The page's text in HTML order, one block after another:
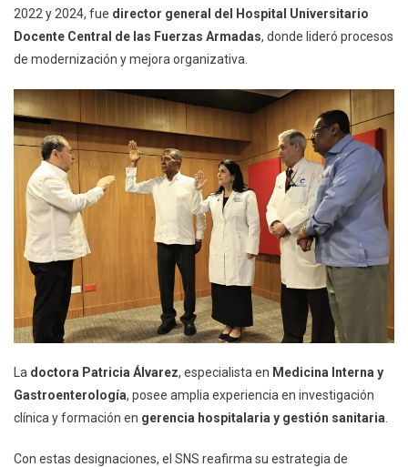
2022 y 2024, fue director general del Hospital Universitario
Docente Central de las Fuerzas Armadas, donde lideró procesos
de modernización y mejora organizativa.
La doctora Patricia Álvarez, especialista en Medicina Interna y
Gastroenterología, posee amplia experiencia en investigación
clínica y formación en gerencia hospitalaria y gestión sanitaria
Con estas designaciones, el SNS reafirma su estrategia de